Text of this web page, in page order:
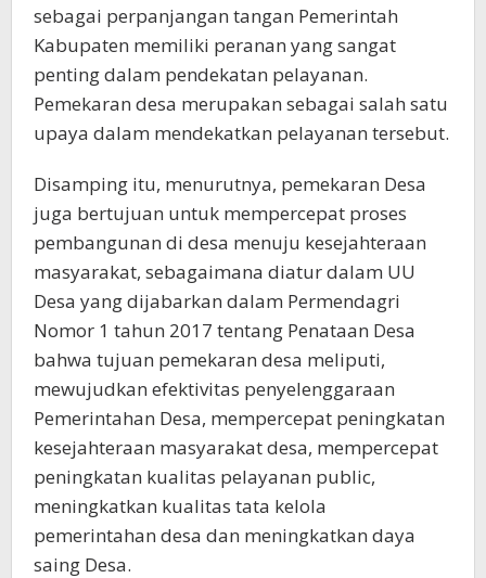
sebagai perpanjangan tangan Pemerintah
Kabupaten memiliki peranan yang sangat
penting dalam pendekatan pelayanan.
Pemekaran desa merupakan sebagai salah satu
upaya dalam mendekatkan pelayanan tersebut.
Disamping itu, menurutnya, pemekaran Desa
juga bertujuan untuk mempercepat proses
pembangunan di desa menuju kesejahteraan
masyarakat, sebagaimana diatur dalam UU
Desa yang dijabarkan dalam Permendagri
Nomor 1 tahun 2017 tentang Penataan Desa
bahwa tujuan pemekaran desa meliputi,
mewujudkan efektivitas penyelenggaraan
Pemerintahan Desa, mempercepat peningkatan
kesejahteraan masyarakat desa, mempercepat
peningkatan kualitas pelayanan public,
meningkatkan kualitas tata kelola
pemerintahan desa dan meningkatkan daya
saing Desa.